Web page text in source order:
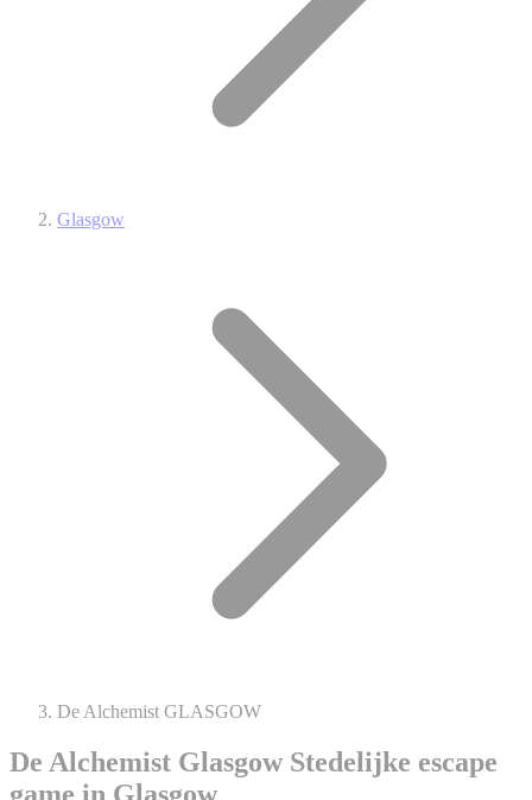
Glasgow
De Alchemist GLASGOW
De Alchemist Glasgow Stedelijke escape
game in Glasgow